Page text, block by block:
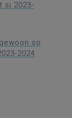
sj 2023-
so
2024